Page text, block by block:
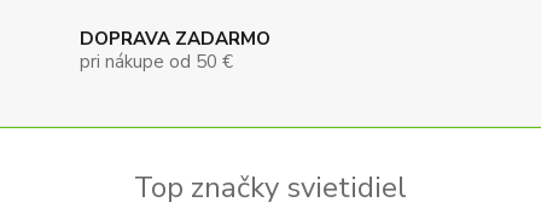
DOPRAVA ZADARMO
pri nákupe od 50 €
Top značky svietidiel